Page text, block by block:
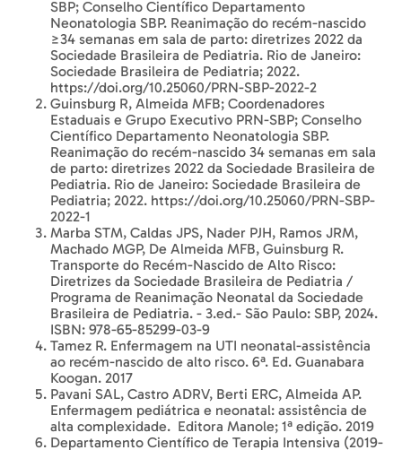
SBP; Conselho Científico Departamento
Neonatologia SBP. Reanimação do recém-nascido
≥34 semanas em sala de parto: diretrizes 2022 da
Sociedade Brasileira de Pediatria. Rio de Janeiro:
Sociedade Brasileira de Pediatria; 2022.
https://doi.org/10.25060/PRN-SBP-2022-2
Guinsburg R, Almeida MFB; Coordenadores
Estaduais e Grupo Executivo PRN-SBP; Conselho
Científico Departamento Neonatologia SBP.
Reanimação do recém-nascido 34 semanas em sala
de parto: diretrizes 2022 da Sociedade Brasileira de
Pediatria. Rio de Janeiro: Sociedade Brasileira de
Pediatria; 2022. https://doi.org/10.25060/PRN-SBP-
2022-1
Marba STM, Caldas JPS, Nader PJH, Ramos JRM,
Machado MGP, De Almeida MFB, Guinsburg R.
Transporte do Recém-Nascido de Alto Risco:
Diretrizes da Sociedade Brasileira de Pediatria /
Programa de Reanimação Neonatal da Sociedade
Brasileira de Pediatria. - 3.ed.- São Paulo: SBP, 2024.
ISBN: 978-65-85299-03-9
Tamez R. Enfermagem na UTI neonatal-assistência
ao recém-nascido de alto risco. 6ª. Ed. Guanabara
Koogan. 2017
Pavani SAL, Castro ADRV, Berti ERC, Almeida AP.
Enfermagem pediátrica e neonatal: assistência de
alta complexidade. ‎ Editora Manole; 1ª edição. 2019
Departamento Científico de Terapia Intensiva (2019-